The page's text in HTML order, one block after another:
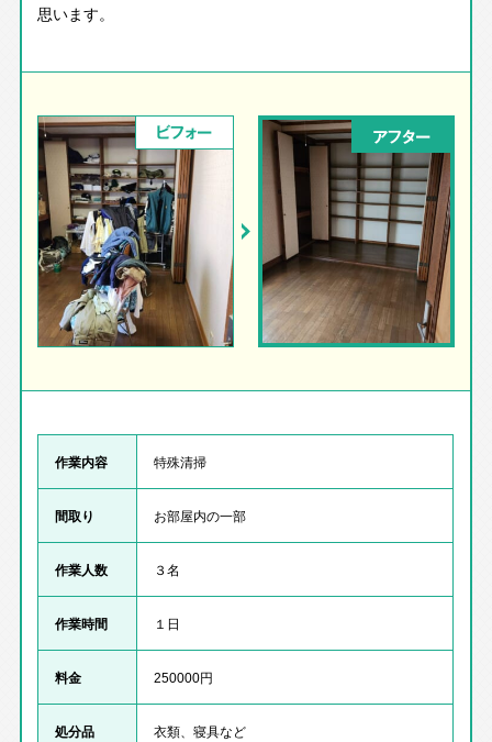
思います。
ビフォー アフター
作業内容 特殊清掃
間取り お部屋内の一部
作業人数 ３名
作業時間 １日
料金 250000円
処分品 衣類、寝具など